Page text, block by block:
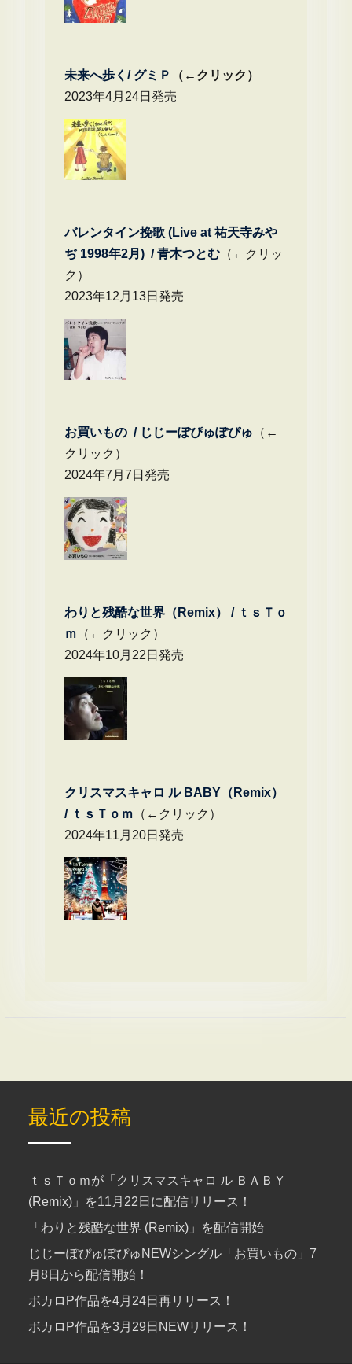
未来へ歩く/ グミＰ
（←クリック）
2023年4月24日発売
バレンタイン挽歌 (Live at 祐天寺みや
ぢ 1998年2月) / 青木つとむ（←クリッ
ク）
2023年12月13日発売
お買いもの / じじーぽぴゅぽぴゅ （←
クリック）
2024年7月7日発売
わりと残酷な世界（Remix） / ｔｓＴｏ
ｍ （←クリック）
2024年10月22日発売
クリスマスキャロ ル BABY（Remix）
/ ｔｓＴｏｍ （←クリック）
2024年11月20日発売
最近の投稿
ｔｓＴｏｍが「クリスマスキャロ ル ＢＡＢＹ
(Remix)」を11月22日に配信リリース！
「わりと残酷な世界 (Remix)」を配信開始
じじーぽぴゅぽぴゅNEWシングル「お買いもの」7
月8日から配信開始！
ボカロP作品を4月24日再リリース！
ボカロP作品を3月29日NEWリリース！